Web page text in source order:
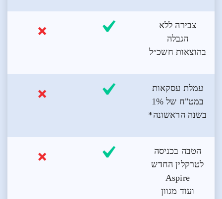
צבירה ללא
הגבלה
בהוצאות חשכ״ל
עמלת עסקאות
במט"ח של 1%
בשנה הראשונה*
הטבה בכניסה
לטרקלין החדש
Aspire
ועוד מגוון